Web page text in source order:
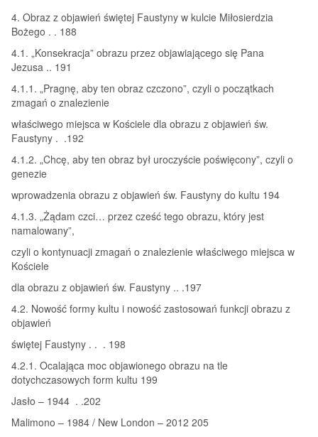
4. Obraz z objawień świętej Faustyny w kulcie Miłosierdzia
Bożego . . 188
4.1. „Konsekracja” obrazu przez objawiającego się Pana
Jezusa .. 191
4.1.1. „Pragnę, aby ten obraz czczono”, czyli o początkach
zmagań o znalezienie
właściwego miejsca w Kościele dla obrazu z objawień św.
Faustyny . .192
4.1.2. „Chcę, aby ten obraz był uroczyście poświęcony”, czyli o
genezie
wprowadzenia obrazu z objawień św. Faustyny do kultu 194
4.1.3. „Żądam czci… przez cześć tego obrazu, który jest
namalowany”,
czyli o kontynuacji zmagań o znalezienie właściwego miejsca w
Kościele
dla obrazu z objawień św. Faustyny .. .197
4.2. Nowość formy kultu i nowość zastosowań funkcji obrazu z
objawień
świętej Faustyny . . . 198
4.2.1. Ocalająca moc objawionego obrazu na tle
dotychczasowych form kultu 199
Jasło – 1944 . .202
Malimono – 1984 / New London – 2012 205